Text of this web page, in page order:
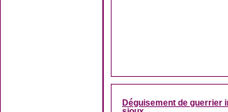
Déguisement de guerrier